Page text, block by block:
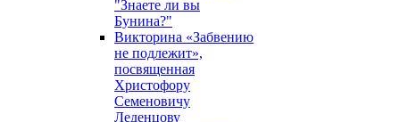
"Знаете ли вы
Бунина?"
Викторина «Забвению
не подлежит»,
посвященная
Христофору
Семеновичу
Леденцову